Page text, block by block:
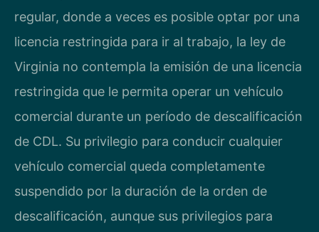
regular, donde a veces es posible optar por una
licencia restringida para ir al trabajo, la ley de
Virginia no contempla la emisión de una licencia
restringida que le permita operar un vehículo
comercial durante un período de descalificación
de CDL. Su privilegio para conducir cualquier
vehículo comercial queda completamente
suspendido por la duración de la orden de
descalificación, aunque sus privilegios para